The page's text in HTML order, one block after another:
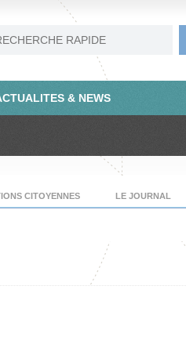
& NEWS
CITOYENNES LE JOURNAL